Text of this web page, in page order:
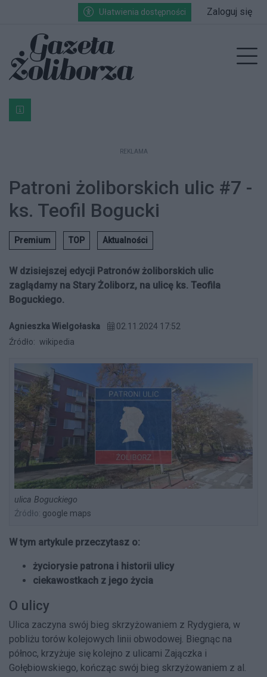
Przejdź do głównych treści
Przejdź do wyszukiwarki
Przejdź do głównego menuUłatwienia dostępności Zaloguj się
Bardzo ważna informacja dla podatników posiadających
REKLAMA
Patroni żoliborskich ulic #7 -
ks. Teofil Bogucki
Premium TOP Aktualności
W dzisiejszej edycji Patronów żoliborskich ulic
zaglądamy na Stary Żoliborz, na ulicę ks. Teofila
Boguckiego.
Agnieszka Wielgołaska
02.11.2024 17:52
Źródło: wikipedia
ulica Boguckiego
Źródło: google maps
W tym artykule przeczytasz o:
życiorysie patrona i historii ulicy
ciekawostkach z jego życia
O ulicy
Ulica zaczyna swój bieg skrzyżowaniem z Rydygiera, w
pobliżu torów kolejowych linii obwodowej. Biegnąc na
północ, krzyżuje się kolejno z ulicami Zajączka i
Gołębiowskiego, kończąc swój bieg skrzyżowaniem z al.